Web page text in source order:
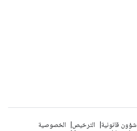
شؤون قانونية الترخيص
الخصوصية